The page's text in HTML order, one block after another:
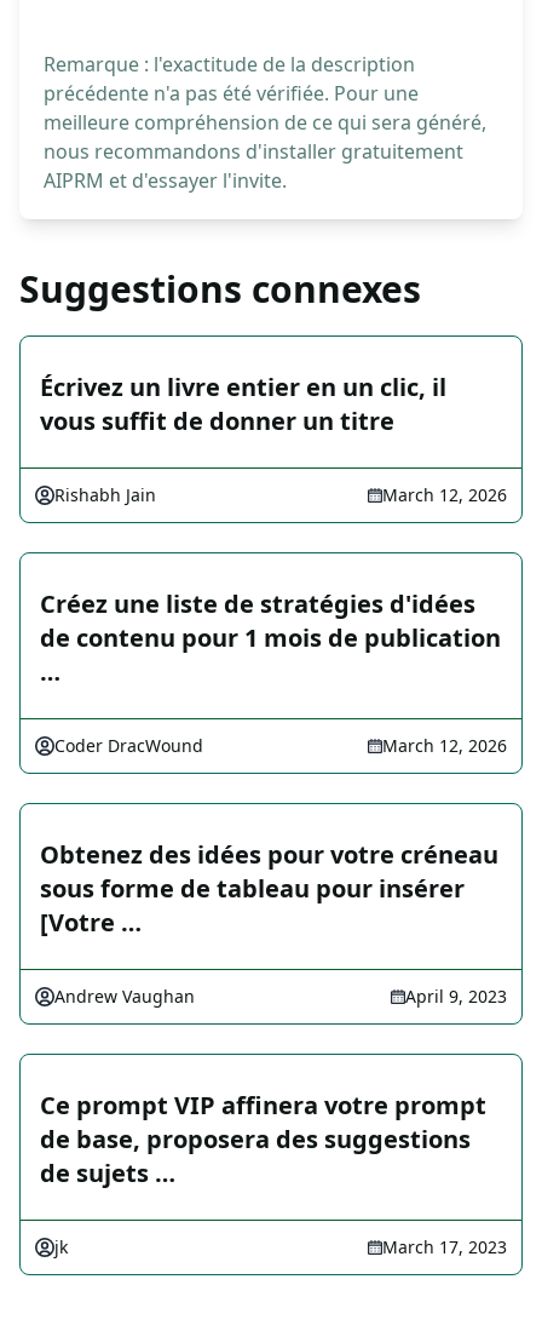
Remarque : l'exactitude de la description
précédente n'a pas été vérifiée. Pour une
meilleure compréhension de ce qui sera généré,
nous recommandons d'installer gratuitement
AIPRM et d'essayer l'invite.
Suggestions connexes
Écrivez un livre entier en un clic, il
vous suffit de donner un titre
Rishabh Jain March 12, 2026
Créez une liste de stratégies d'idées
de contenu pour 1 mois de publication
…
Coder DracWound March 12, 2026
Obtenez des idées pour votre créneau
sous forme de tableau pour insérer
[Votre …
Andrew Vaughan April 9, 2023
Ce prompt VIP affinera votre prompt
de base, proposera des suggestions
de sujets …
jk March 17, 2023